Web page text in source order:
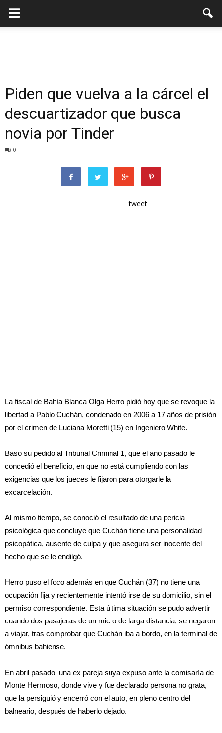
Piden que vuelva a la cárcel el
descuartizador que busca
novia por Tinder
0
tweet
La fiscal de Bahía Blanca Olga Herro pidió hoy que se revoque la
libertad a Pablo Cuchán, condenado en 2006 a 17 años de prisión
por el crimen de Luciana Moretti (15) en Ingeniero White.
Basó su pedido al Tribunal Criminal 1, que el año pasado le
concedió el beneficio, en que no está cumpliendo con las
exigencias que los jueces le fijaron para otorgarle la
excarcelación.
Al mismo tiempo, se conoció el resultado de una pericia
psicológica que concluye que Cuchán tiene una personalidad
psicopática, ausente de culpa y que asegura ser inocente del
hecho que se le endilgó.
Herro puso el foco además en que Cuchán (37) no tiene una
ocupación fija y recientemente intentó irse de su domicilio, sin el
permiso correspondiente. Esta última situación se pudo advertir
cuando dos pasajeras de un micro de larga distancia, se negaron
a viajar, tras comprobar que Cuchán iba a bordo, en la terminal de
ómnibus bahiense.
En abril pasado, una ex pareja suya expuso ante la comisaría de
Monte Hermoso, donde vive y fue declarado persona no grata,
que la persiguió y encerró con el auto, en pleno centro del
balneario, después de haberlo dejado.